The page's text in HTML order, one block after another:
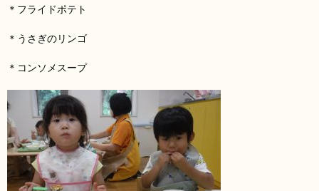
＊フライドポテト
＊うさぎのリンゴ
＊コンソメスープ